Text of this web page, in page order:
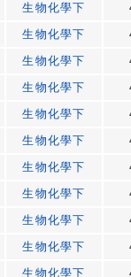
生物化學下
生物化學下
生物化學下
生物化學下
生物化學下
生物化學下
生物化學下
生物化學下
生物化學下
生物化學下
生物化學下